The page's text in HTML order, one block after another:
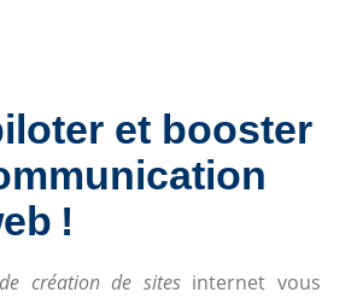
et booster
!
de création de sitesinternet vous